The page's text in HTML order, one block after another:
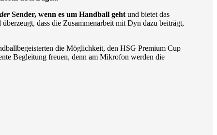
derSender, wenn es um Handball geht und bietet das
dass die Zusammenarbeit mit Dyn dazu beiträgt,
die Möglichkeit, den HSG Premium Cup
Begleitung freuen, denn am Mikrofon werden die